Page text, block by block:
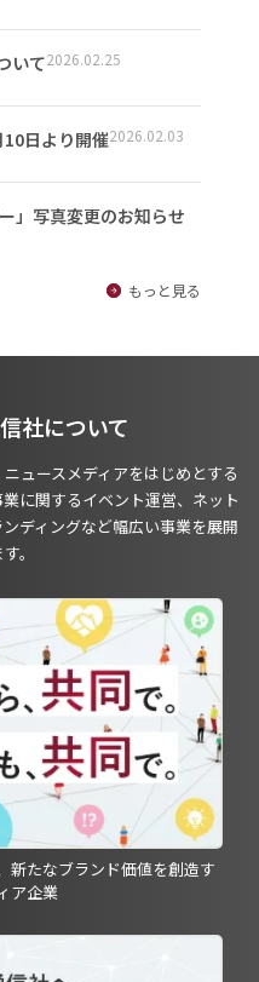
いて2026.02.25
日より開催2026.02.03
」写真変更のお知らせ
もっと見る
社について
ュースメディアをはじめとする
に関するイベント運営、ネット
ディングなど幅広い事業を展開
。
新たなブランド価値を創造す
ア企業